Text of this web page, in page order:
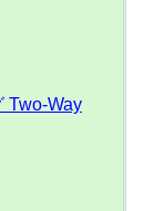
Two-Way